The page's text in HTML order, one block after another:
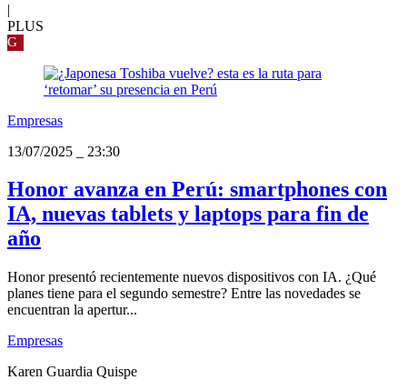
|
PLUS
G
Empresas
13/07/2025
23:30
Honor avanza en Perú: smartphones con
IA, nuevas tablets y laptops para fin de
año
Honor presentó recientemente nuevos dispositivos con IA. ¿Qué
planes tiene para el segundo semestre? Entre las novedades se
encuentran la apertur...
Empresas
Karen Guardia Quispe